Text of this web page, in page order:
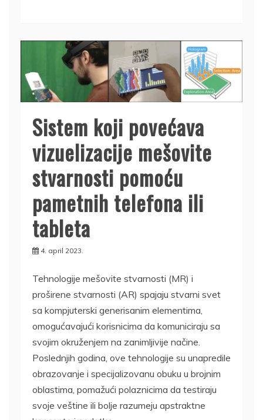
Sistem koji povećava
vizuelizacije mešovite
stvarnosti pomoću
pametnih telefona ili
tableta
4. april 2023.
Tehnologije mešovite stvarnosti (MR) i
proširene stvarnosti (AR) spajaju stvarni svet
sa kompjuterski generisanim elementima,
omogućavajući korisnicima da komuniciraju sa
svojim okruženjem na zanimljivije načine.
Poslednjih godina, ove tehnologije su unapredile
obrazovanje i specijalizovanu obuku u brojnim
oblastima, pomažući polaznicima da testiraju
svoje veštine ili bolje razumeju apstraktne